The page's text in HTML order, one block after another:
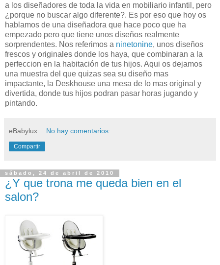
a los diseñadores de toda la vida en mobiliario infantil, pero
¿porque no buscar algo diferente?. Es por eso que hoy os
hablamos de una diseñadora que hace poco que ha
empezado pero que tiene unos diseños realmente
sorprendentes. Nos referimos a ninetonine, unos diseños
frescos y originales donde los haya, que combinaran a la
perfeccion en la habitación de tus hijos. Aqui os dejamos
una muestra del que quizas sea su diseño mas
impactante, la Deskhouse una mesa de lo mas original y
divertida, donde tus hijos podran pasar horas jugando y
pintando.
eBabylux No hay comentarios:
Compartir
sábado, 24 de abril de 2010
¿Y que trona me queda bien en el
salon?